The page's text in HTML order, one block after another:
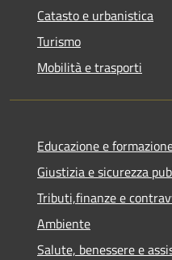
Catasto e urbanistica
Turismo
Mobilità e trasporti
Educazione e
Giustizia e sicurezza
Tributi,finanze e
Ambiente
Salute, benessere e